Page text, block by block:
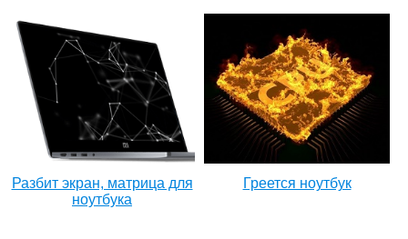
Разбит экран, матрица для
ноутбука
Греется ноутбук